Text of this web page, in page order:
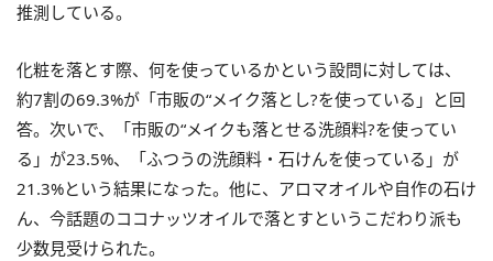
推測している。
化粧を落とす際、何を使っているかという設問に対しては、
約7割の69.3%が「市販の“メイク落とし?を使っている」と回
答。次いで、「市販の“メイクも落とせる洗顔料?を使ってい
る」が23.5%、「ふつうの洗顔料・石けんを使っている」が
21.3%という結果になった。他に、アロマオイルや自作の石け
ん、今話題のココナッツオイルで落とすというこだわり派も
少数見受けられた。